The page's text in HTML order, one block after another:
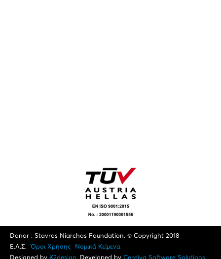
Donor : Stavros Niarchos Foundation. © Copyright 2018
Ε.Λ.Σ.Όροι Xρήσης
Νομικά Κείμενα